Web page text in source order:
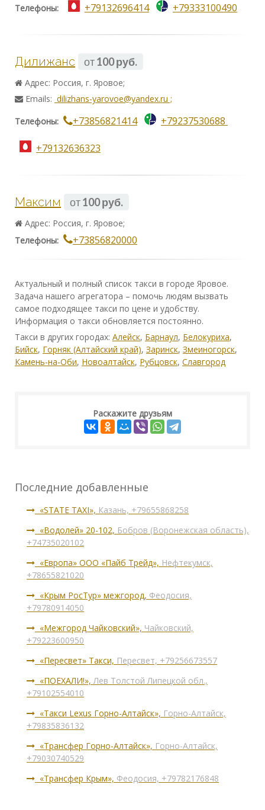
Телефоны: +79132696414 +79333100490
Дилижанс от100 руб.
Адрес: Россия, г. Яровое;
Emails: dilizhans-yarovoe@yandex.ru ;
Телефоны: +73856821414 +79237530688
+79132636323
Максим от100 руб.
Адрес: Россия, г. Яровое;
Телефоны:
+73856820000
Актуальный и полный список такси в городе Яровое.
Задача нашего агрегатора – помочь людям вызвать
самое подходящее такси по цене и удобству.
Информация о такси обновляется постоянно.
Такси в других городах: Алейск, Барнаул, Белокуриха,
Бийск, Горняк (Алтайский край), Заринск, Змеиногорск,
Камень-на-Оби, Новоалтайск, Рубцовск, Славгород
Раскажите друзьям
Последние добавленные
«STATE TAXI», Казань, +79655868258
«Водолей» 20-102, Бобров (Воронежская область),
+74735020102
«Европа» ООО «Пайб Трейд», Нефтекумск,
+78655821020
«Крым РосТур» межгород, Феодосия,
+79780914050
«Межгород Чайковский», Чайковский,
+79223600950
«Пересвет» Такси, Пересвет, +79256673557
«ПОЕХАЛИ!»,Лев Толстой Липецкой обл.,
+79102554010
«Такси Lexus Горно-Алтайск», Горно-Алтайск,
+79835836132
«Трансфер Горно-Алтайск», Горно-Алтайск,
+79030740529
«Трансфер Крым», Феодосия, +79782176848